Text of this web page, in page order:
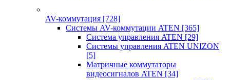
AV-коммутация [728]
Системы AV-коммутации ATEN [365]
Система управления ATEN [29]
Системы управления ATEN UNIZON
[5]
Матричные коммутаторы
видеосигналов ATEN [34]